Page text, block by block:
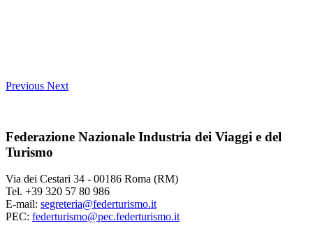
Previous Next
Federazione Nazionale Industria dei Viaggi e del
Turismo
Via dei Cestari 34 - 00186 Roma (RM)
Tel. +39 320 57 80 986
E-mail: segreteria@federturismo.it
PEC: federturismo@pec.federturismo.it